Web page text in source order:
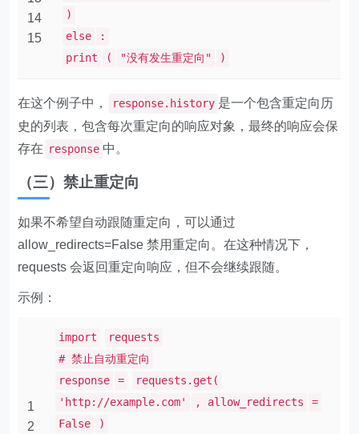
14
15
)
else
:
print
( "没有发生重定向" )
在这个例子中， response.history 是一个包含重定向历
史的列表，包含每次重定向的响应对象，最终的响应会保
存在 response 中。
（三）禁止重定向
如果不希望自动跟随重定向，可以通过
allow_redirects=False 禁用重定向。在这种情况下，
requests 会返回重定向响应，但不会继续跟随。
示例：
1
2
import
requests
# 禁止自动重定向
response
=
requests.get(
'http://example.com'
, allow_redirects
=
False
)